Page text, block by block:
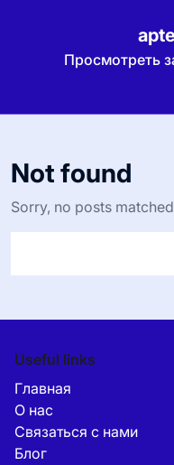
Просмотреть
content
Not found
Sorry, no posts
Useful links
Главная
О нас
Связаться с нами
Блог